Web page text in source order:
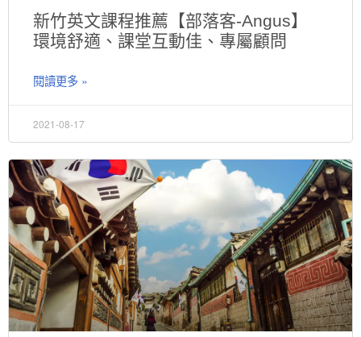
新竹英文課程推薦【部落客-Angus】
環境舒適、課堂互動佳、專屬顧問
閱讀更多 »
2021-08-17